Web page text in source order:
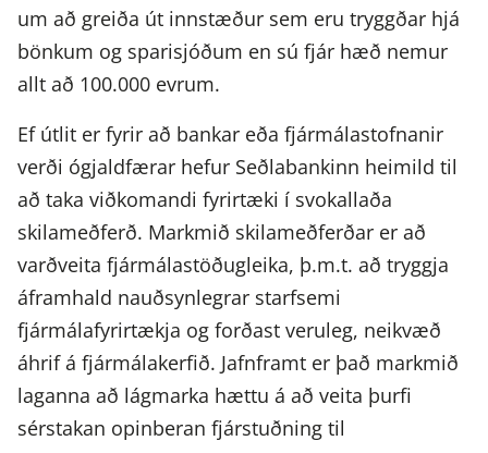
um að greiða út innstæður sem eru tryggðar hjá
bönkum og sparisjóðum en sú fjár hæð nemur
allt að 100.000 evrum.
Ef útlit er fyrir að bankar eða fjármálastofnanir
verði ógjaldfærar hefur Seðlabankinn heimild til
að taka viðkomandi fyrirtæki í svokallaða
skilameðferð. Markmið skilameðferðar er að
varðveita fjármálastöðugleika, þ.m.t. að tryggja
áframhald nauðsynlegrar starfsemi
fjármálafyrirtækja og forðast veruleg, neikvæð
áhrif á fjármálakerfið. Jafnframt er það markmið
laganna að lágmarka hættu á að veita þurfi
sérstakan opinberan fjárstuðning til